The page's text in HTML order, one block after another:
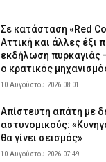
Σε κατάσταση «Red
Αττική και άλλες έξι
εκδήλωση πυρκαγιάς
ο κρατικός
10 Αυγούστου 2026 08:01
Απίστευτη απάτη με
αστυνομικούς:
θα γίνει σεισμός»
10 Αυγούστου 2026 07:49